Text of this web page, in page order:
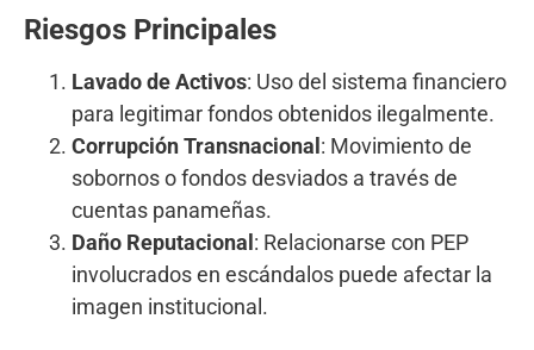
Riesgos Principales
Lavado de Activos: Uso del sistema financiero
para legitimar fondos obtenidos ilegalmente.
Corrupción Transnacional : Movimiento de
sobornos o fondos desviados a través de
cuentas panameñas.
Daño Reputacional : Relacionarse con PEP
involucrados en escándalos puede afectar la
imagen institucional.